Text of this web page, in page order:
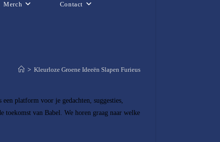
Merch Contact
> Kleurloze Groene Ideeën Slapen Furieus
platform voor je gedachten, suggesties,
toekomst van Babel. We horen graag naar welke